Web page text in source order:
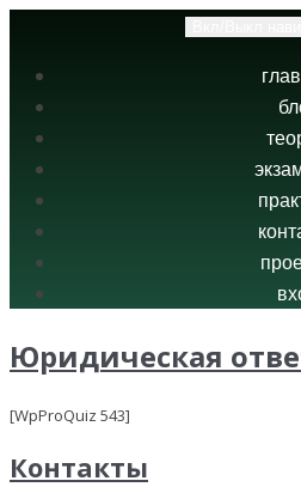
Юридическая
[WpProQuiz 543]
Контакты